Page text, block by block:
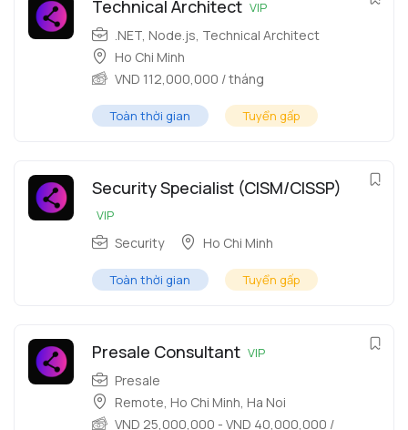
Technical Architect VIP
.NET, Node.js, Technical Architect
Ho Chi Minh
VND 112,000,000 / tháng
Toàn thời gian Tuyển gấp
Security Specialist (CISM/CISSP)
VIP
Security Ho Chi Minh
Toàn thời gian Tuyển gấp
Presale Consultant VIP
Presale
Remote, Ho Chi Minh, Ha Noi
VND 25,000,000 - VND 40,000,000 /